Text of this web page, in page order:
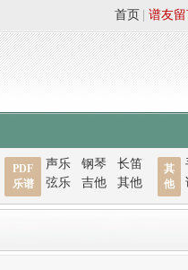
谱友
首页
PDF
乐谱
声乐 钢琴
长笛
弦乐
吉他 其他
其
他